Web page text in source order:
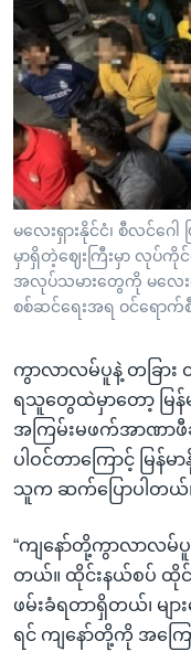
မလေးရှားနိုင်ငံ၊ စီလင်ဂေါ
မှာရှိတဲ့ဈေးကြီးမှာ လုပ်ကိုင်
အလုပ်သမားတွေကို မလေး
စစ်ဆင်ရေးအရ ဝင်ရောက်စီ
ကွာလာလမ်ပူနဲ့ တခြား
ရသူတွေထဲမှာတော့ မြ
အကြမ်းမဖက်အာဏာဖီ
ပါဝင်တာကြောင့် မြန်
သူက ဆက်ပြောပါတယ်
“ကျနော်တို့ကွာလာလမ်
တယ်။ ထိုင်းနယ်စပ် ထို
ဖမ်းခံရတာရှိတယ်၊ မျာ
ရင် ကျနော်တို့ကို အကြ